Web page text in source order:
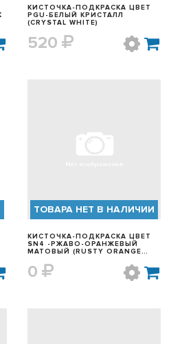
КИСТОЧКА-ПОДКРАСКА ЦВЕТ
PGU-БЕЛЫЙ КРИСТАЛЛ
(CRYSTAL WHITE)
520
ТОВАРА НЕТ В НАЛИЧИИ
КИСТОЧКА-ПОДКРАСКА ЦВЕТ
SN4 -РЖАВО-ОРАНЖЕВЫЙ
МАТОВЫЙ (RUSTY ORANGE
0